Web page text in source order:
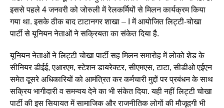
इससे पहले 4 जनवरी को जोरुली में रेलकर्मियों से मिलन कार्यक्रम किया
गया था. इसके ठीक बाद टाटानगर शाखा – I में आयोजित लिट्टी-चोखा
पार्टी से यूनियन नेताओं ने सक्रियता का संकेत दिया है.
यूनियन नेताओं ने लिट्टी चोखा पार्टी सह मिलन समारोह में लोको शेड के
सीनियर डीईई, एआरएम, स्टेशन डायरेक्टर, सीएमएस, टाटा, सीडीओ एईएन
समेत दूसरे अधिकारियों को आमंत्रित कर कर्मचारी मुद्दों पर प्रबंधन के साथ
सक्रिय भागीदारी व समन्वय देने का भी संकेत दिया. यही नहीं लिट्टी चोखा
पार्टी की इस सियायत में सामाजिक और राजनीतिक लोगों की मौजूदगी भी